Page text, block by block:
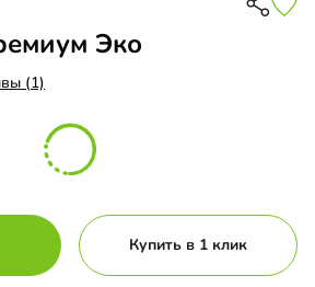
Эко
(1)
Купить в 1 клик